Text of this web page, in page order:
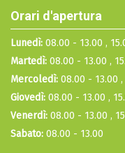
Orari d'apertura
Lunedì: 08.00 - 13.00 ,
Martedì: 08.00 - 13.00 ,
Mercoledì: 08.00 - 13.00
Giovedì: 08.00 - 13.00 ,
Venerdì: 08.00 - 13.00 ,
Sabato: 08.00 - 13.00